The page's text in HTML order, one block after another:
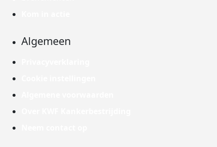
Algemeen